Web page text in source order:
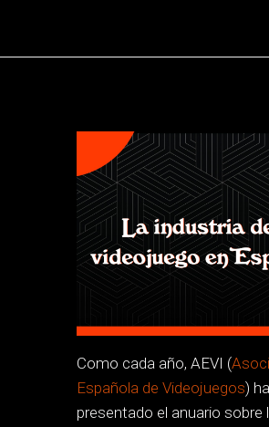
Como cada año, AEVI (
Española de Videojuegos) ha
presentado el anuario sobre